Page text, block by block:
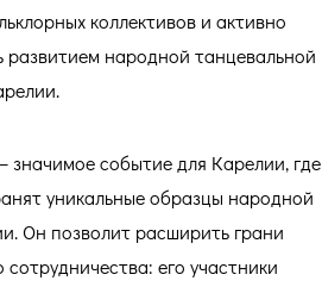
коллективов и активно
развитием народной танцевальной
значимое событие для Карелии, где
уникальные образцы народной
Он позволит расширить грани
сотрудничества: его участники